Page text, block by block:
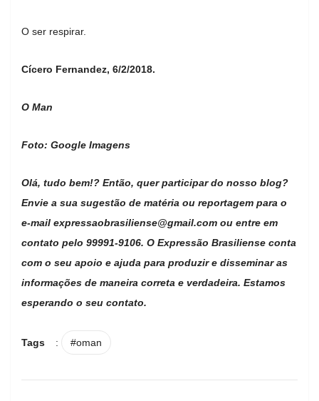
O ser respirar.
Cícero Fernandez, 6/2/2018.
O Man
Foto: Google Imagens
Olá, tudo bem!? Então, quer participar do nosso blog?
Envie a sua sugestão de matéria ou reportagem para o
e-mail expressaobrasiliense@gmail.com ou entre em
contato pelo 99991-9106. O Expressão Brasiliense conta
com o seu apoio e ajuda para produzir e disseminar as
informações de maneira correta e verdadeira. Estamos
esperando o seu contato.
Tags : #oman